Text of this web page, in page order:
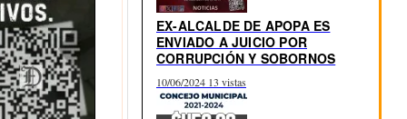
EX-ALCALDE DE APOPA ES
ENVIADO A JUICIO POR
CORRUPCIÓN Y SOBORNOS
10/06/2024 13 vistas